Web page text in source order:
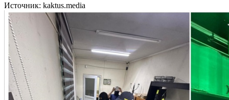
Источник: kaktus.media